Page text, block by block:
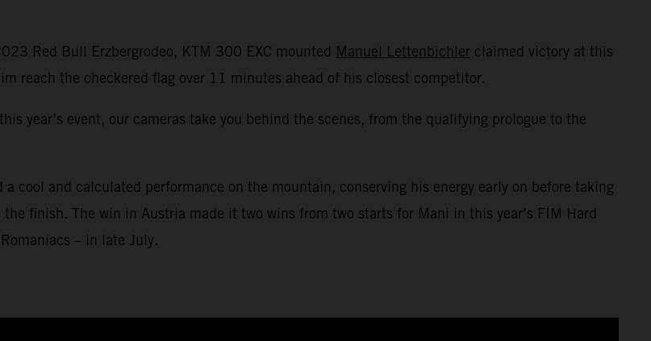
Red Bull Erzbergrodeo, KTM 300 EXC mounted Manuel Lettenbichler claimed victory at this
reach the checkered flag over 11 minutes ahead of his closest competitor.
year’s event, our cameras take you behind the scenes, from the qualifying prologue to the
cool and calculated performance on the mountain, conserving his energy early on before taking
finish. The win in Austria made it two wins from two starts for Mani in this year’s FIM Hard
– in late July.